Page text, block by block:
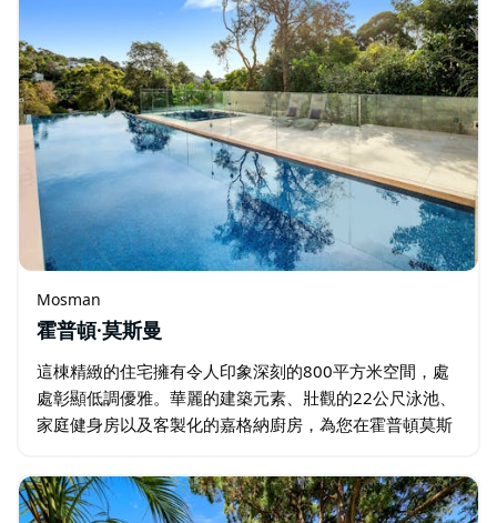
Mosman
霍普頓·莫斯曼
這棟精緻的住宅擁有令人印象深刻的800平方米空間，處
處彰顯低調優雅。華麗的建築元素、壯觀的22公尺泳池、
家庭健身房以及客製化的嘉格納廚房，為您在霍普頓莫斯
上看…